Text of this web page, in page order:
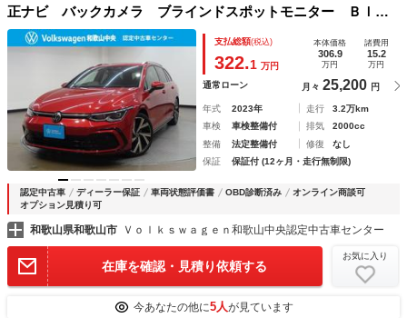
正ナビ バックカメラ ブラインドスポットモニター Ｂｌｕ
ｅｔｏｏｔｈ デジタルメーター ＬＥＤヘッドライト ＥＴ
Ｃ２．０ クルーズコントロール スペアキー 純正アルミホ
支払総額(税込)
322.1 万円
本体価格
306.9
万円
諸費用
15.2
万円
通常ローン 月々 25,200 円
年式 2023年 走行
3.2万km
車検
車検整備付 排気
2000cc
整備
法定整備付 修復
なし
保証
保証付 (12ヶ月・走行無制限)
認定中古車 ディーラー保証 車両状態評価書 OBD診断済み
オンライン商談可
オプション見積り可
和歌山県和歌山市 Ｖｏｌｋｓｗａｇｅｎ和歌山中央認定中古車センター
在庫を確認・見積り依頼する
お気に入り
今あなたの他に5人が見ています